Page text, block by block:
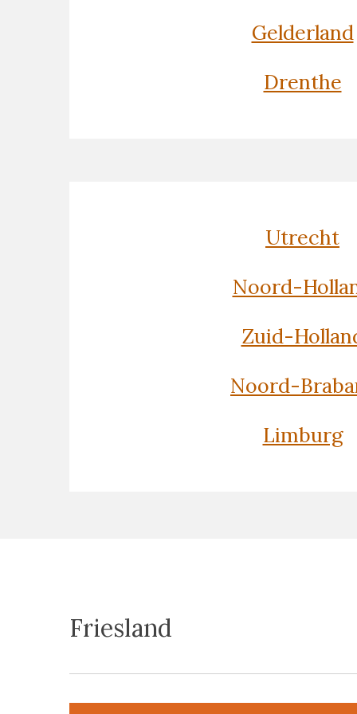
Gelderland
Drenthe
Utrecht
Noord-
Zuid-
Noord-
Limburg
Friesland